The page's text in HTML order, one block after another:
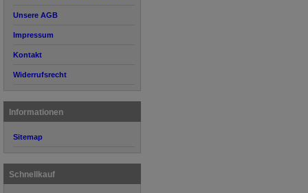
Unsere AGB
Impressum
Kontakt
Widerrufsrecht
Informationen
Sitemap
Schnellkauf